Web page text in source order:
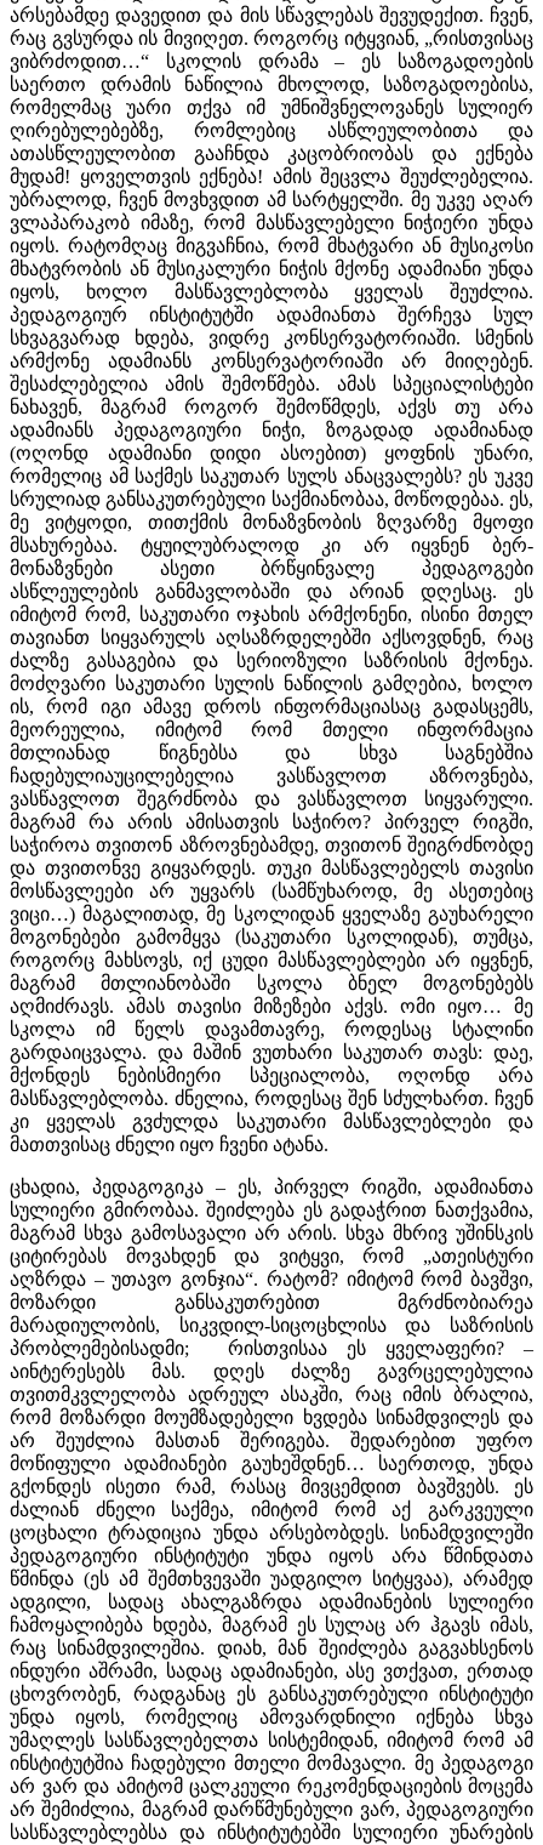
არსებამდე დავედით და მის სწავლებას შევუდექით. ჩვენ,
რაც გვსურდა ის მივიღეთ. როგორც იტყვიან, „რისთვისაც
ვიბრძოდით…“ სკოლის დრამა – ეს საზოგადოების
საერთო დრამის ნაწილია მხოლოდ, საზოგადოებისა,
რომელმაც უარი თქვა იმ უმნიშვნელოვანეს სულიერ
ღირებულებებზე, რომლებიც ასწლეულობითა და
ათასწლეულობით გააჩნდა კაცობრიობას და ექნება
მუდამ! ყოველთვის ექნება! ამის შეცვლა შეუძლებელია.
უბრალოდ, ჩვენ მოვხვდით ამ სარტყელში. მე უკვე აღარ
ვლაპარაკობ იმაზე, რომ მასწავლებელი ნიჭიერი უნდა
იყოს. რატომღაც მიგვაჩნია, რომ მხატვარი ან მუსიკოსი
მხატვრობის ან მუსიკალური ნიჭის მქონე ადამიანი უნდა
იყოს, ხოლო მასწავლებლობა ყველას შეუძლია.
პედაგოგიურ ინსტიტუტში ადამიანთა შერჩევა სულ
სხვაგვარად ხდება, ვიდრე კონსერვატორიაში. სმენის
არმქონე ადამიანს კონსერვატორიაში არ მიიღებენ.
შესაძლებელია ამის შემოწმება. ამას სპეციალისტები
ნახავენ, მაგრამ როგორ შემოწმდეს, აქვს თუ არა
ადამიანს პედაგოგიური ნიჭი, ზოგადად ადამიანად
(ოღონდ ადამიანი დიდი ასოებით) ყოფნის უნარი,
რომელიც ამ საქმეს საკუთარ სულს ანაცვალებს? ეს უკვე
სრულიად განსაკუთრებული საქმიანობაა, მოწოდებაა. ეს,
მე ვიტყოდი, თითქმის მონაზვნობის ზღვარზე მყოფი
მსახურებაა. ტყუილუბრალოდ კი არ იყვნენ ბერ-
მონაზვნები ასეთი ბრწყინვალე პედაგოგები
ასწლეულების განმავლობაში და არიან დღესაც. ეს
იმიტომ რომ, საკუთარი ოჯახის არმქონენი, ისინი მთელ
თავიანთ სიყვარულს აღსაზრდელებში აქსოვდნენ, რაც
ძალზე გასაგებია და სერიოზული საზრისის მქონეა.
მოძღვარი საკუთარი სულის ნაწილის გამღებია, ხოლო
ის, რომ იგი ამავე დროს ინფორმაციასაც გადასცემს,
მეორეულია, იმიტომ რომ მთელი ინფორმაცია
მთლიანად წიგნებსა და სხვა საგნებშია
ჩადებულიაუცილებელია ვასწავლოთ აზროვნება,
ვასწავლოთ შეგრძნობა და ვასწავლოთ სიყვარული.
მაგრამ რა არის ამისათვის საჭირო? პირველ რიგში,
საჭიროა თვითონ აზროვნებამდე, თვითონ შეიგრძნობდე
და თვითონვე გიყვარდეს. თუკი მასწავლებელს თავისი
მოსწავლეები არ უყვარს (სამწუხაროდ, მე ასეთებიც
ვიცი…) მაგალითად, მე სკოლიდან ყველაზე გაუხარელი
მოგონებები გამომყვა (საკუთარი სკოლიდან), თუმცა,
როგორც მახსოვს, იქ ცუდი მასწავლებლები არ იყვნენ,
მაგრამ მთლიანობაში სკოლა ბნელ მოგონებებს
აღმიძრავს. ამას თავისი მიზეზები აქვს. ომი იყო… მე
სკოლა იმ წელს დავამთავრე, როდესაც სტალინი
გარდაიცვალა. და მაშინ ვუთხარი საკუთარ თავს: დაე,
მქონდეს ნებისმიერი სპეციალობა, ოღონდ არა
მასწავლებლობა. ძნელია, როდესაც შენ სძულხართ. ჩვენ
კი ყველას გვძულდა საკუთარი მასწავლებლები და
მათთვისაც ძნელი იყო ჩვენი ატანა.
ცხადია, პედაგოგიკა – ეს, პირველ რიგში, ადამიანთა
სულიერი გმირობაა. შეიძლება ეს გადაჭრით ნათქვამია,
მაგრამ სხვა გამოსავალი არ არის. სხვა მხრივ უშინსკის
ციტირებას მოვახდენ და ვიტყვი, რომ „ათეისტური
აღზრდა – უთავო გონჯია“. რატომ? იმიტომ რომ ბავშვი,
მოზარდი განსაკუთრებით მგრძნობიარეა
მარადიულობის, სიკვდილ-სიცოცხლისა და საზრისის
პრობლემებისადმი; რისთვისაა ეს ყველაფერი? –
აინტერესებს მას. დღეს ძალზე გავრცელებულია
თვითმკვლელობა ადრეულ ასაკში, რაც იმის ბრალია,
რომ მოზარდი მოუმზადებელი ხვდება სინამდვილეს და
არ შეუძლია მასთან შერიგება. შედარებით უფრო
მოწიფული ადამიანები გაუხეშდნენ… საერთოდ, უნდა
გქონდეს ისეთი რამ, რასაც მივცემდით ბავშვებს. ეს
ძალიან ძნელი საქმეა, იმიტომ რომ აქ გარკვეული
ცოცხალი ტრადიცია უნდა არსებობდეს. სინამდვილეში
პედაგოგიური ინსტიტუტი უნდა იყოს არა წმინდათა
წმინდა (ეს ამ შემთხვევაში უადგილო სიტყვაა), არამედ
ადგილი, სადაც ახალგაზრდა ადამიანების სულიერი
ჩამოყალიბება ხდება, მაგრამ ეს სულაც არ ჰგავს იმას,
რაც სინამდვილეშია. დიახ, მან შეიძლება გაგვახსენოს
ინდური აშრამი, სადაც ადამიანები, ასე ვთქვათ, ერთად
ცხოვრობენ, რადგანაც ეს განსაკუთრებული ინსტიტუტი
უნდა იყოს, რომელიც ამოვარდნილი იქნება სხვა
უმაღლეს სასწავლებელთა სისტემიდან, იმიტომ რომ ამ
ინსტიტუტშია ჩადებული მთელი მომავალი. მე პედაგოგი
არ ვარ და ამიტომ ცალკეული რეკომენდაციების მოცემა
არ შემიძლია, მაგრამ დარწმუნებული ვარ, პედაგოგიური
სასწავლებლებსა და ინსტიტუტებში სულიერი უნარების